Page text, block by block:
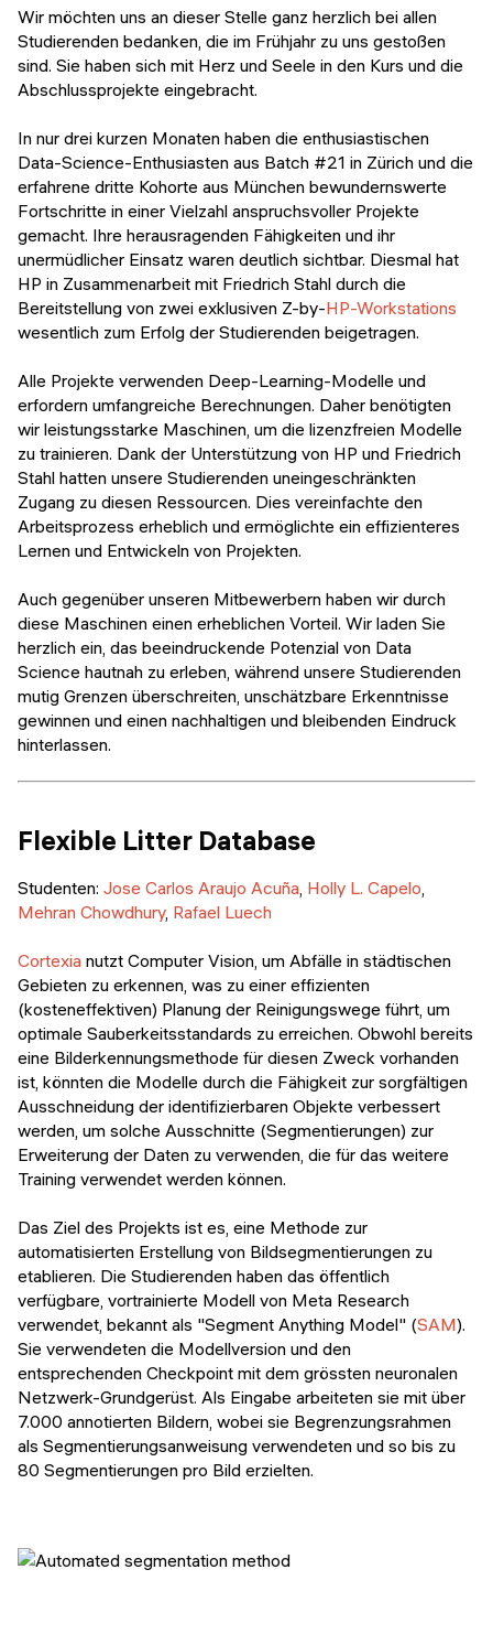
KURZKURSE
Generative KI meistern
KOSTENLOSE RESSOURCEN
Data Science Einführungskurs
Web-Entwicklung Einführungskurs
Python Einführungskurs
Veranstaltungen
Abschlussprojekte
Wir möchten uns an dieser Stelle ganz herzlich bei allen
Studierenden bedanken, die im Frühjahr zu uns gestoßen
sind. Sie haben sich mit Herz und Seele in den Kurs und die
Abschlussprojekte eingebracht.
In nur drei kurzen Monaten haben die enthusiastischen
Data-Science-Enthusiasten aus Batch #21 in Zürich und die
erfahrene dritte Kohorte aus München bewundernswerte
Fortschritte in einer Vielzahl anspruchsvoller Projekte
gemacht. Ihre herausragenden Fähigkeiten und ihr
unermüdlicher Einsatz waren deutlich sichtbar. Diesmal hat
HP in Zusammenarbeit mit Friedrich Stahl durch die
Bereitstellung von zwei exklusiven Z-by-HP-Workstations
wesentlich zum Erfolg der Studierenden beigetragen.
Alle Projekte verwenden Deep-Learning-Modelle und
erfordern umfangreiche Berechnungen. Daher benötigten
wir leistungsstarke Maschinen, um die lizenzfreien Modelle
zu trainieren. Dank der Unterstützung von HP und Friedrich
Stahl hatten unsere Studierenden uneingeschränkten
Zugang zu diesen Ressourcen. Dies vereinfachte den
Arbeitsprozess erheblich und ermöglichte ein effizienteres
Lernen und Entwickeln von Projekten.
Auch gegenüber unseren Mitbewerbern haben wir durch
diese Maschinen einen erheblichen Vorteil. Wir laden Sie
herzlich ein, das beeindruckende Potenzial von Data
Science hautnah zu erleben, während unsere Studierenden
mutig Grenzen überschreiten, unschätzbare Erkenntnisse
gewinnen und einen nachhaltigen und bleibenden Eindruck
hinterlassen.
Flexible Litter Database
Studenten: Jose Carlos Araujo Acuña Holly L. Capelo
Mehran Chowdhury, Rafael Luech
Cortexia nutzt Computer Vision, um Abfälle in städtischen
Gebieten zu erkennen, was zu einer effizienten
(kosteneffektiven) Planung der Reinigungswege führt, um
optimale Sauberkeitsstandards zu erreichen. Obwohl bereits
eine Bilderkennungsmethode für diesen Zweck vorhanden
ist, könnten die Modelle durch die Fähigkeit zur sorgfältigen
Ausschneidung der identifizierbaren Objekte verbessert
werden, um solche Ausschnitte (Segmentierungen) zur
Erweiterung der Daten zu verwenden, die für das weitere
Training verwendet werden können.
Das Ziel des Projekts ist es, eine Methode zur
automatisierten Erstellung von Bildsegmentierungen zu
etablieren. Die Studierenden haben das öffentlich
verfügbare, vortrainierte Modell von Meta Research
verwendet, bekannt als "Segment Anything Model" (SAM).
Sie verwendeten die Modellversion und den
entsprechenden Checkpoint mit dem grössten neuronalen
Netzwerk-Grundgerüst. Als Eingabe arbeiteten sie mit über
7.000 annotierten Bildern, wobei sie Begrenzungsrahmen
als Segmentierungsanweisung verwendeten und so bis zu
80 Segmentierungen pro Bild erzielten.